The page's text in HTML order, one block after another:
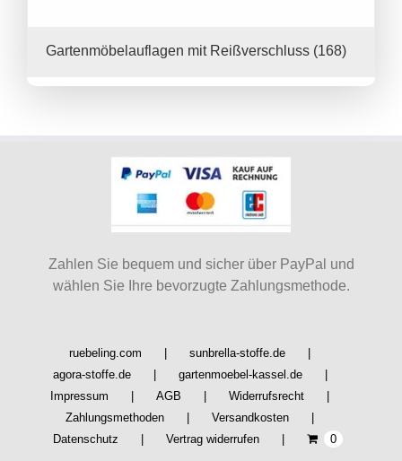
Gartenmöbelauflagen mit Reißverschluss (168)
Zahlen Sie bequem und sicher über PayPal und
wählen Sie Ihre bevorzugte Zahlungsmethode.
ruebeling.com
sunbrella-stoffe.de
agora-stoffe.de
gartenmoebel-kassel.de
Impressum
AGB
Widerrufsrecht
Zahlungsmethoden
Versandkosten
Datenschutz
Vertrag widerrufen 0